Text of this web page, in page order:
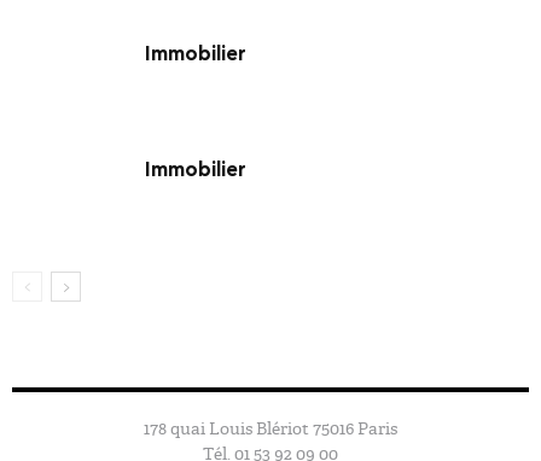
Immobilier
Immobilier
178 quai Louis Blériot 75016 Paris
Tél. 01 53 92 09 00